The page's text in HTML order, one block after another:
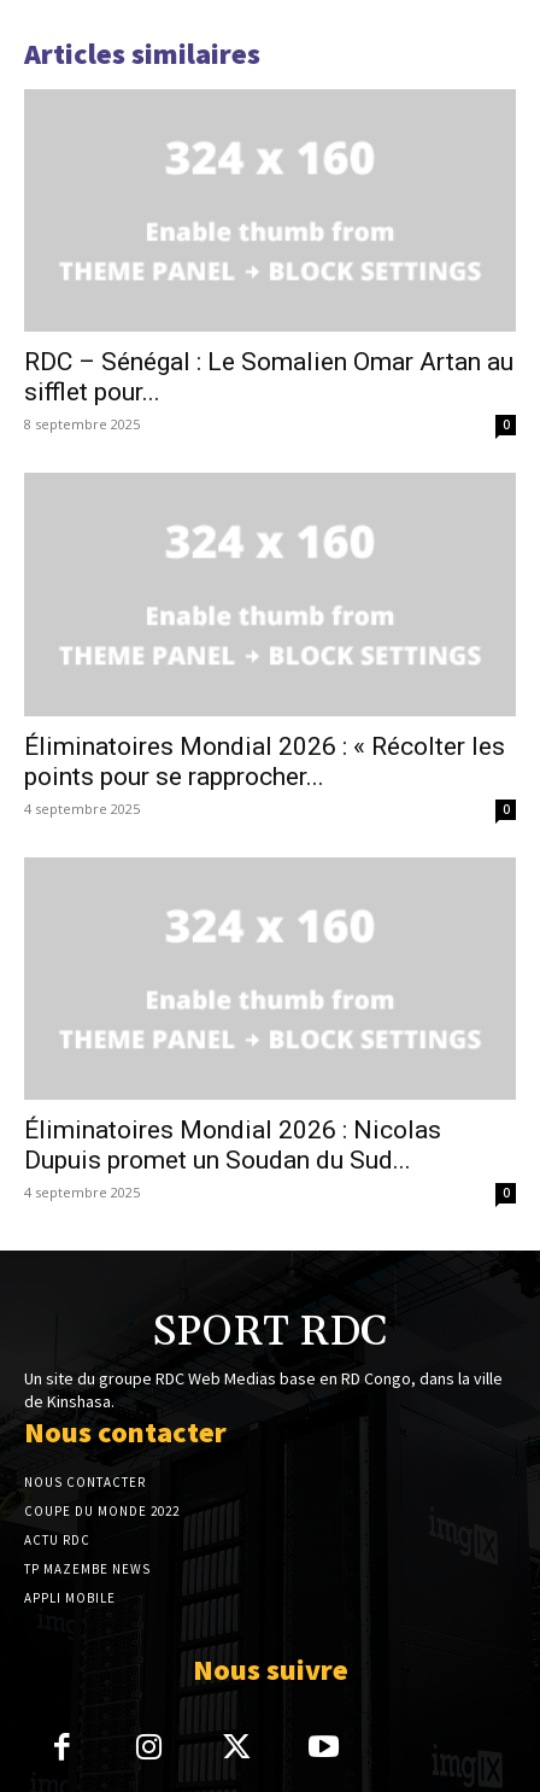
Articles similaires
RDC – Sénégal : Le Somalien Omar Artan au
sifflet pour...
8 septembre 2025 0
Éliminatoires Mondial 2026 : « Récolter les
points pour se rapprocher...
4 septembre 2025 0
Éliminatoires Mondial 2026 : Nicolas
Dupuis promet un Soudan du Sud...
4 septembre 2025 0
SPORT RDC
Un site du groupe RDC Web Medias base en RD Congo, dans la ville
de Kinshasa.
Nous contacter
NOUS CONTACTER
COUPE DU MONDE 2022
ACTU RDC
TP MAZEMBE NEWS
APPLI MOBILE
Nous suivre